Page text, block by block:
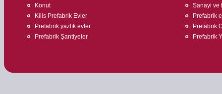
Konut
Kilis Prefabrik Evler
Prefabrik yazlık evler
Prefabrik Şantiyeler
Sanayi ve
Prefabrik
Prefabrik
Prefabrik